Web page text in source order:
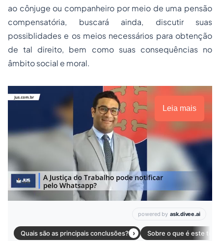
ao cônjuge ou companheiro por meio de uma pensão
compensatória, buscará ainda, discutir suas
possiblidades e os meios necessários para obtenção
de tal direito, bem como suas consequências no
âmbito social e moral.
Leia mais